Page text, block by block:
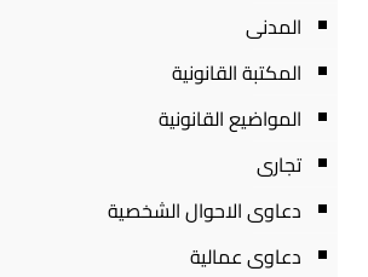
المدنى
المكتبة القانونية
المواضيع القانونية
تجارى
دعاوى الاحوال الشخصية
دعاوى عمالية